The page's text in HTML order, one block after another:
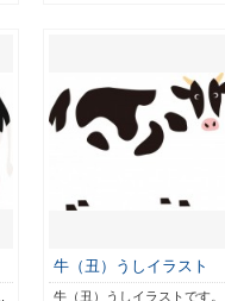
牛（丑）うしイラスト
牛（丑）うしイラストです。